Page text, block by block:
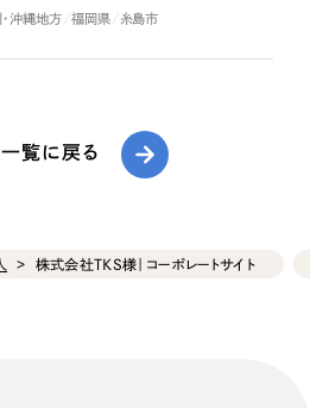
沖縄地方 福岡県 糸島市
覧に戻る
株式会社TKS様｜コーポレートサイト